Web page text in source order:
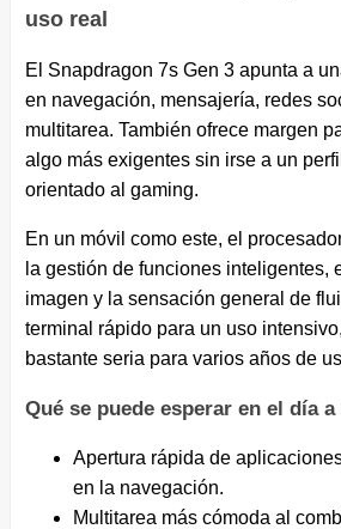
uso real
El Snapdragon 7s Gen 3 apunta a
en navegación, mensajería, redes
multitarea. También ofrece margen
algo más exigentes sin irse a un
orientado al gaming.
En un móvil como este, el
la gestión de funciones inteligentes,
imagen y la sensación general de
terminal rápido para un uso
bastante seria para varios años de
Qué se puede esperar en el día a
Apertura rápida de
en la navegación.
Multitarea más cómoda al